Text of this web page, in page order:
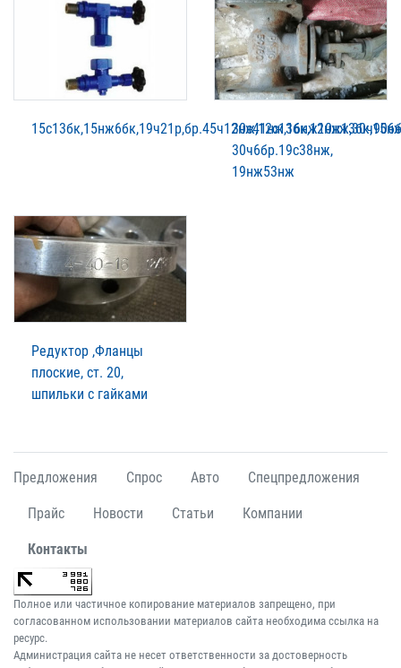
30ч6бр.19с38нж,
19нж53нж
Редуктор ,Фланцы
плоские, ст. 20,
шпильки с гайками
Предложения Спрос Авто Спецпредложения
Прайс Новости Статьи Компании
Контакты
Полное или частичное копирование материалов запрещено, при
согласованном использовании материалов сайта необходима ссылка на
ресурс.
Администрация сайта не несет ответственности за достоверность